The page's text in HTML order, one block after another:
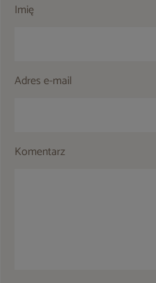
Imię
Adres e-mail
Komentarz